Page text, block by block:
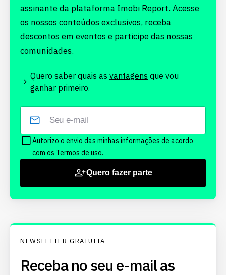
assinante da plataforma Imobi Report. Acesse
os nossos conteúdos exclusivos, receba
descontos em eventos e participe das nossas
comunidades.
Quero saber quais as vantagens que vou
ganhar primeiro.
Autorizo o envio das minhas informações de acordo
com os Termos de uso.
Quero fazer parte
NEWSLETTER GRATUITA
Receba no seu e-mail as